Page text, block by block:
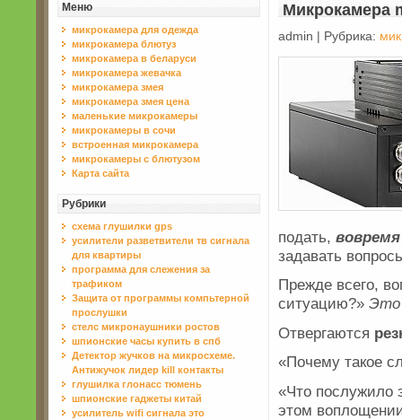
Меню
микрокамера для одежда
микрокамера блютуз
микрокамера в беларуси
микрокамера жевачка
микрокамера змея
микрокамера змея цена
маленькие микрокамеры
микрокамеры в сочи
встроенная микрокамера
микрокамеры с блютузом
Карта сайта
Рубрики
схема глушилки gps
усилители разветвители тв сигнала
для квартиры
программа для слежения за
трафиком
Защита от программы компьтерной
прослушки
стелс микронаушники ростов
шпионские часы купить в спб
Детектор жучков на микросхеме.
Антижучок лидер kill контакты
глушилка глонасс тюмень
шпионские гаджеты китай
усилитель wifi сигнала это
Микрокамера
admin | Рубрика:
подать, вовремя
задавать
Прежде всего,
ситуацию?» Это
Отвергаются
«Почему такое
«Что послужило
этом